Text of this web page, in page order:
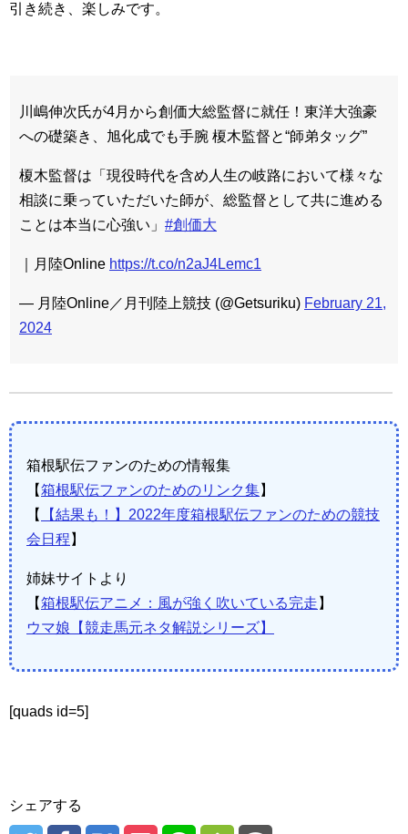
引き続き、楽しみです。
川嶋伸次氏が4月から創価大総監督に就任！東洋大強豪
への礎築き、旭化成でも手腕 榎木監督と“師弟タッグ”
榎木監督は「現役時代を含め人生の岐路において様々な
相談に乗っていただいた師が、総監督として共に進める
ことは本当に心強い」 #創価大
｜月陸Online https://t.co/n2aJ4Lemc1
— 月陸Online／月刊陸上競技 (@Getsuriku) February 21,
2024
箱根駅伝ファンのための情報集
【箱根駅伝ファンのためのリンク集】
【
【結果も！】2022年度箱根駅伝ファンのための競技
会日程 】
姉妹サイトより
【箱根駅伝アニメ：風が強く吹いている完走 】
ウマ娘【競走馬元ネタ解説シリーズ】
[quads id=5]
シェアする